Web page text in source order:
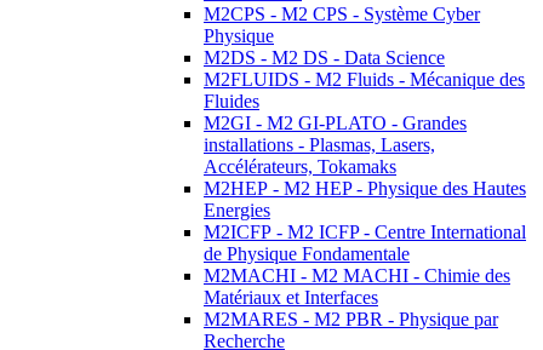
M2CPS - M2 CPS - Système Cyber
Physique
M2DS - M2 DS - Data Science
M2FLUIDS - M2 Fluids - Mécanique des
Fluides
M2GI - M2 GI-PLATO - Grandes
installations - Plasmas, Lasers,
Accélérateurs, Tokamaks
M2HEP - M2 HEP - Physique des Hautes
Energies
M2ICFP - M2 ICFP - Centre International
de Physique Fondamentale
M2MACHI - M2 MACHI - Chimie des
Matériaux et Interfaces
M2MARES - M2 PBR - Physique par
Recherche